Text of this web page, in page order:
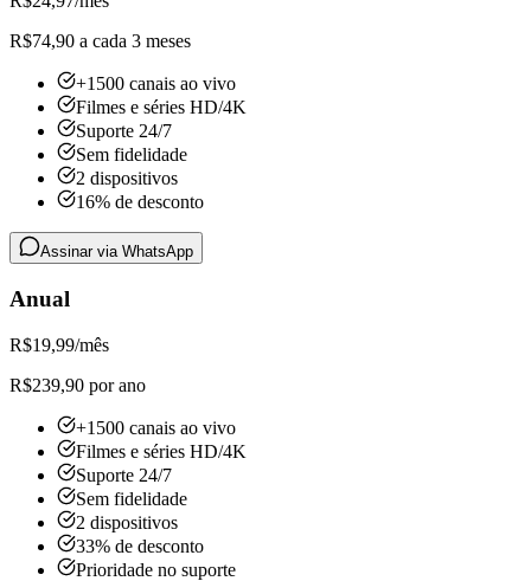
R$74,90 a cada 3 meses
+1500 canais ao vivo
Filmes e séries HD/4K
Suporte 24/7
Sem fidelidade
2 dispositivos
16% de desconto
Assinar via WhatsApp
Anual
R$19,99/mês
R$239,90 por ano
+1500 canais ao vivo
Filmes e séries HD/4K
Suporte 24/7
Sem fidelidade
2 dispositivos
33% de desconto
Prioridade no suporte